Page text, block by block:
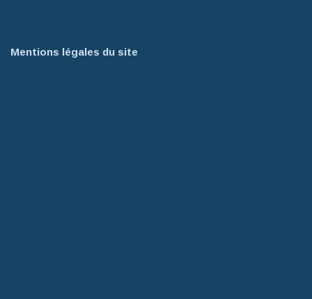
Mentions légales du site